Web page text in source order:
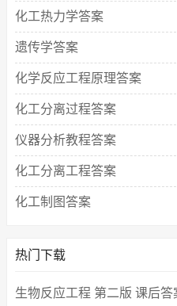
化工热力学答案
遗传学答案
化学反应工程原理答案
化工分离过程答案
仪器分析教程答案
化工分离工程答案
化工制图答案
热门下载
生物反应工程 第二版 课后答